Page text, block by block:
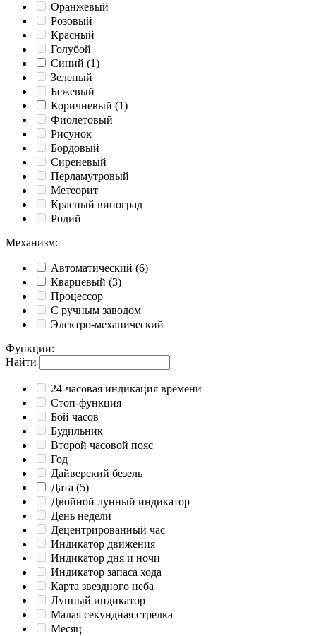
Оранжевый
Розовый
Красный
Голубой
Синий (1)
Зеленый
Бежевый
Коричневый (1)
Фиолетовый
Рисунок
Бордовый
Сиреневый
Перламутровый
Метеорит
Красный виноград
Родий
Механизм:
Автоматический (6)
Кварцевый (3)
Процессор
С ручным заводом
Электро-механический
Функции:
Найти
24-часовая индикация времени
Cтоп-функция
Бой часов
Будильник
Второй часовой пояс
Год
Дайверский безель
Дата (5)
Двойной лунный индикатор
День недели
Децентрированный час
Индикатор движения
Индикатор дня и ночи
Индикатор запаса хода
Карта звездного неба
Лунный индикатор
Малая секундная стрелка
Месяц